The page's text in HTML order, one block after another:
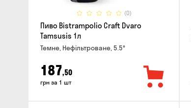
(0)
Пиво Bistrampolio Craft Dvaro
Tamsusis 1л
Темне, Нефільтроване, 5.5°
187,50
грн за 1 шт